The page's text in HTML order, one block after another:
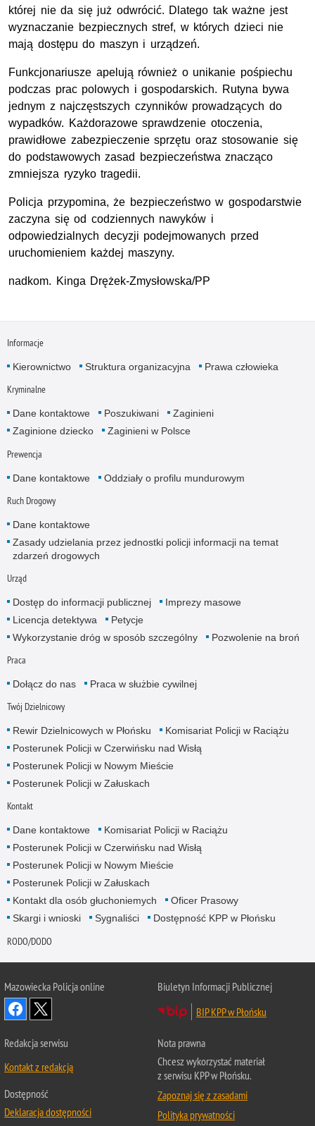
której nie da się już odwrócić. Dlatego tak ważne jest
wyznaczanie bezpiecznych stref, w których dzieci nie
mają dostępu do maszyn i urządzeń.
Funkcjonariusze apelują również o unikanie pośpiechu
podczas prac polowych i gospodarskich. Rutyna bywa
jednym z najczęstszych czynników prowadzących do
wypadków. Każdorazowe sprawdzenie otoczenia,
prawidłowe zabezpieczenie sprzętu oraz stosowanie się
do podstawowych zasad bezpieczeństwa znacząco
zmniejsza ryzyko tragedii.
Policja przypomina, że bezpieczeństwo w gospodarstwie
zaczyna się od codziennych nawyków i
odpowiedzialnych decyzji podejmowanych przed
uruchomieniem każdej maszyny.
nadkom. Kinga Drężek-Zmysłowska/PP
Informacje
Kierownictwo Struktura organizacyjna Prawa człowieka
Kryminalne
Dane kontaktowe Poszukiwani
Zaginieni
Zaginione dziecko
Zaginieni w Polsce
Prewencja
Dane kontaktowe Oddziały o profilu mundurowym
Ruch Drogowy
Dane kontaktowe
Zasady udzielania przez jednostki policji informacji na temat
zdarzeń drogowych
Urząd
Dostęp do informacji publicznej
Imprezy masowe
Licencja detektywa
Petycje
Wykorzystanie dróg w sposób szczególny
Pozwolenie na broń
Praca
Dołącz do nas Praca w służbie cywilnej
Twój Dzielnicowy
Rewir Dzielnicowych w Płońsku
Komisariat Policji w Raciążu
Posterunek Policji w Czerwińsku nad Wisłą
Posterunek Policji w Nowym Mieście
Posterunek Policji w Załuskach
Kontakt
Dane kontaktowe
Komisariat Policji w Raciążu
Posterunek Policji w Czerwińsku nad Wisłą
Posterunek Policji w Nowym Mieście
Posterunek Policji w Załuskach
Kontakt dla osób głuchoniemych
Oficer Prasowy
Skargi i wnioski
Sygnaliści Dostępność KPP w Płońsku
RODO/DODO
Mazowiecka Policja online
Biuletyn Informacji Publicznej
BIP KPP w Płońsku
Redakcja serwisu
Kontakt z redakcją
Dostępność
Deklaracja dostępności
Nota prawna
Chcesz wykorzystać materiał
z serwisu KPP w Płońsku.
Zapoznaj się z zasadami
Polityka prywatności